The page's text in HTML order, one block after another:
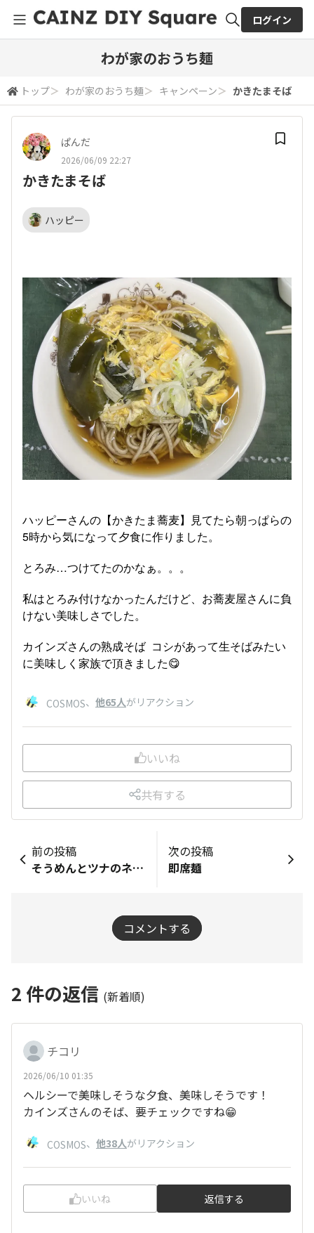
検索
ログイン
わが家のおうち麺
トップ＞ わが家のおうち麺＞ キャンペーン＞ かきたまそば
ぱんだ
2026/06/09 22:27
かきたまそば
ハッピー
ハッピーさんの【かきたま蕎麦】見てたら朝っぱらの
5時から気になって夕食に作りました。
とろみ…つけてたのかなぁ。。。
私はとろみ付けなかったんだけど、お蕎麦屋さんに負
けない美味しさでした。
カインズさんの熟成そば コシがあって生そばみたい
に美味しく家族で頂きました😋
COSMOS、 他65人がリアクション
いいね
共有する
前の投稿
そうめんとツナのネギ塩チヂミ
次の投稿
即席麺
コメントする
2 件の返信 (新着順)
チコリ
2026/06/10 01:35
ヘルシーで美味しそうな夕食、美味しそうです！
カインズさんのそば、要チェックですね😁
COSMOS、 他38人がリアクション
いいね 返信する